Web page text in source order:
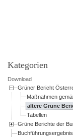
Kategorien
Download
Grüner Bericht
Maßnahmen
ältere Grüne
Tabellen
Grüne Berichte der